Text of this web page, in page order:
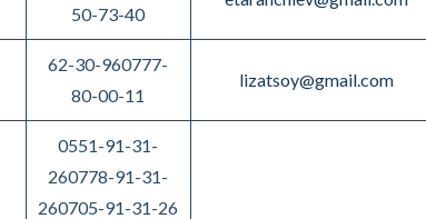
50-73-40
62-30-960777-
80-00-11
lizatsoy@gmail.com
0551-91-31-
260778-91-31-
260705-91-31-26